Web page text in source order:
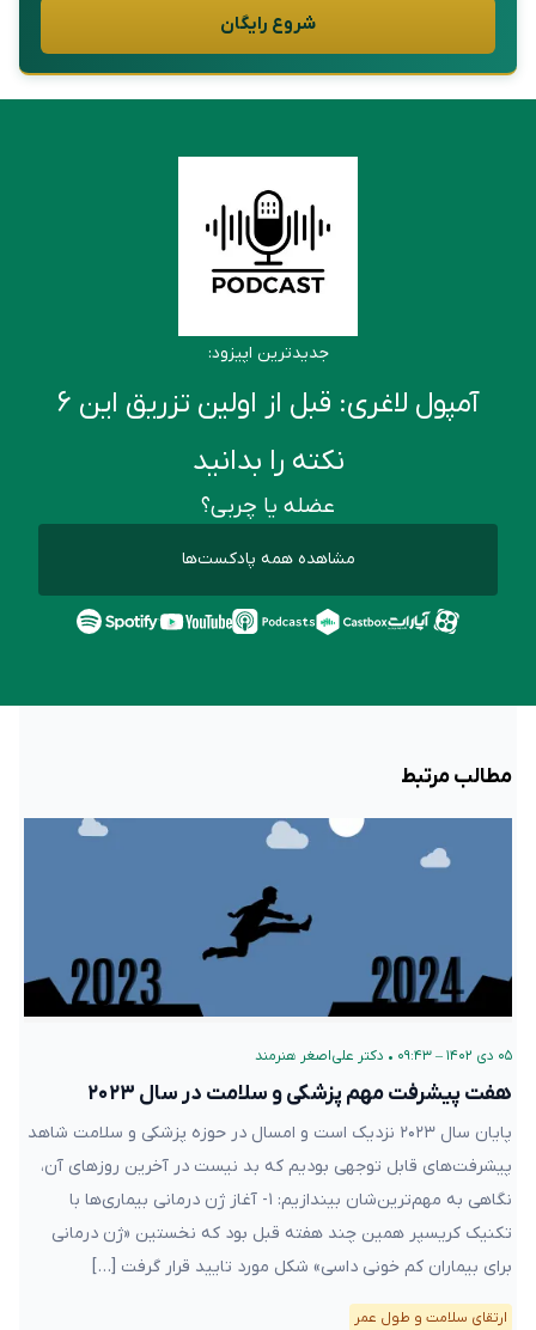
شروع رایگان
جدیدترین اپیزود:
آمپول لاغری: قبل از اولین تزریق این ۶
نکته را بدانید
عضله یا چربی؟
مشاهده همه پادکست‌ها
مطالب مرتبط
۰۵ دی ۱۴۰۲ – ۰۹:۴۳ • دکتر علی‌اصغر هنرمند
هفت پیشرفت مهم پزشکی و سلامت در سال ۲۰۲۳
پایان سال ۲۰۲۳ نزدیک است و امسال در حوزه پزشکی و سلامت شاهد
پیشرفت‌های قابل توجهی بودیم که بد نیست در آخرین روزهای آن،
نگاهی به مهم‌ترین‌شان بیندازیم: ۱- آغاز ژن درمانی بیماری‌ها با
تکنیک کریسپر همین چند هفته قبل بود که نخستین «ژن درمانی
برای بیماران کم خونی داسی» شکل مورد تایید قرار گرفت […]
ارتقای سلامت و طول عمر